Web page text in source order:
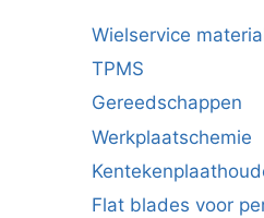
Wielservice
TPMS
Gereedschappen
Werkplaatschemie
Flat blades voor